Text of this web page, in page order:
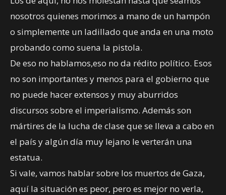
nosotros quienes morimos a mano de un hampón
o simplemente un ladillado que anda en una moto
probando como suena la pistola.
De eso no hablamos,eso no da rédito político. Esos
no son importantes y menos para el gobierno que
no puede hacer extensos y muy aburridos
discursos sobre el imperialismo. Además son
mártires de la lucha de clase que se lleva a cabo en
el país y algún día muy lejano le verterán una
estatua.
Si vale, vamos hablar sobre los muertos de Gaza,
aquí la situación es peor, pero es mejor no verla,